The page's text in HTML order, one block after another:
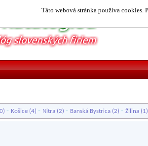
Táto webová stránka používa cookies.
- Košice (4) - Nitra (2) - Banská Bystrica (2) - Žilina